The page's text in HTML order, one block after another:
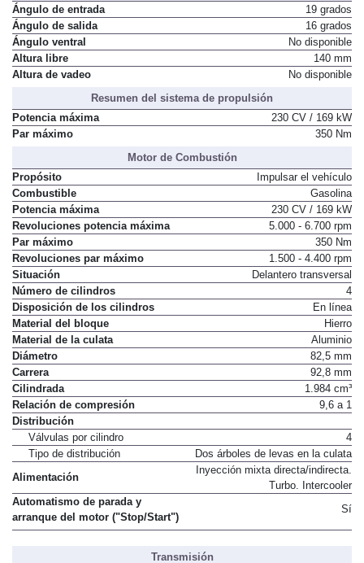
Cotas de todo terreno
Ángulo de entrada
19 grados
Ángulo de salida
16 grados
Ángulo ventral
No disponible
Altura libre
140 mm
Resumen del sistema de propulsión
Potencia máxima
230 CV / 169 kW
Motor de Combustión
Propósito
Impulsar el vehículo
Combustible
Gasolina
Potencia máxima
230 CV / 169 kW
Revoluciones potencia máxima
5.000 - 6.700 rpm
Par máximo
350 Nm
Revoluciones par máximo
1.500 - 4.400 rpm
Situación
Delantero transversal
Número de cilindros
4
Disposición de los cilindros
En línea
Material del bloque
Hierro
Material de la culata
Aluminio
Diámetro
82,5 mm
Carrera
92,8 mm
Cilindrada
1.984 cm³
Relación de compresión
Distribución
Válvulas por cilindro
4
Dos árboles de levas en la culata
Alimentación
Inyección mixta directa/indirecta.
Automatismo de parada y
arranque del motor ("Stop/Start")